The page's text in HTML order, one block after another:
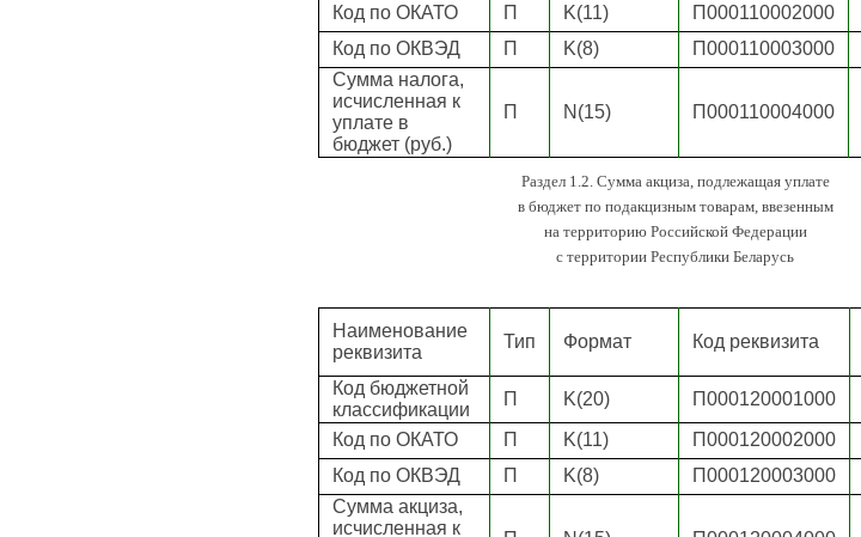
Код по ОКАТО
П K(11) П000110002000
Код по ОКВЭД
П K(8) П000110003000
Сумма налога,
исчисленная к
уплате в
бюджет (руб.)
П N(15) П000110004000
Раздел 1.2. Сумма акциза, подлежащая уплате
в бюджет по подакцизным товарам, ввезенным
на территорию Российской Федерации
с территории Республики Беларусь
Наименование
реквизита
Тип Формат Код реквизита
Код бюджетной
классификации
П K(20) П000120001000
Код по ОКАТО
П K(11) П000120002000
Код по ОКВЭД
П K(8) П000120003000
Сумма акциза,
исчисленная к